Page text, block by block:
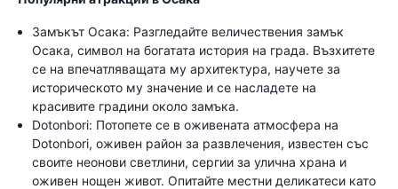
Замъкът Осака: Разгледайте величествения замък
Осака, символ на богатата история на града. Възхитете
се на впечатляващата му архитектура, научете за
историческото му значение и се насладете на
красивите градини около замъка.
Dotonbori: Потопете се в оживената атмосфера на
Dotonbori, оживен район за развлечения, известен със
своите неонови светлини, сергии за улична храна и
оживен нощен живот. Опитайте местни деликатеси като